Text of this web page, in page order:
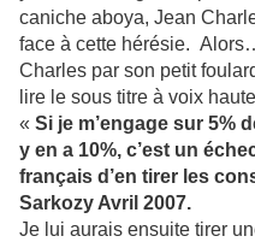
caniche aboya, Jean
face à cette hérésie.
Charles par son petit
lire le sous titre à voix
« Si je m’engage sur 5%
y en a 10%, c’est un
français d’en tirer les
Sarkozy Avril 2007.
Je lui aurais ensuite tirer